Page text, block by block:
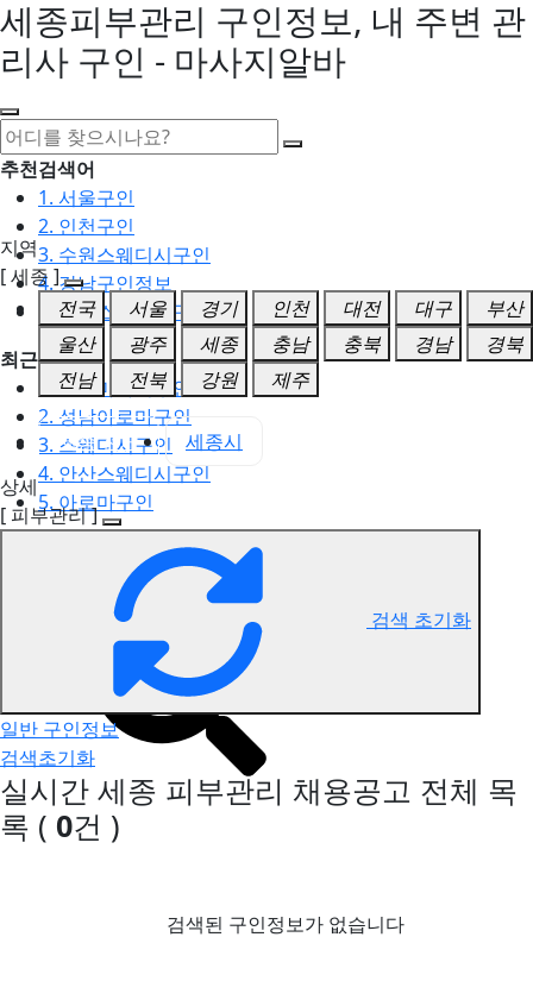
세종피부관리 구인정보, 내 주변 관
리사 구인 - 마사지알바
추천검색어
1. 서울구인
2. 인천구인
3. 수원스웨디시구인
4. 강남구인정보
5. 동탄스웨디시구인
최근검색어
1. 일산마사지구인
2. 성남아로마구인
3. 스웨디시구인
4. 안산스웨디시구인
5. 아로마구인
세종 피부관리 구인정보
지역
[ 세종 ]
전국
서울 경기 인천 대전 대구
부산
울산
광주 세종 충남 충북 경남
경북
전남
전북 강원 제주
세종 전체
세종시
상세
[ 피부관리 ]
검색 초기화
일반 구인정보
검색초기화
실시간 세종 피부관리 채용공고 전체 목
록 ( 0건 )
검색된 구인정보가 없습니다